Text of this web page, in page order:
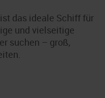
das ideale Schiff für
und vielseitige
suchen – groß,